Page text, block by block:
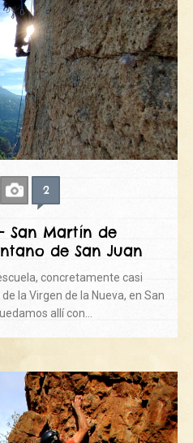
Fotos 2
San Martín de
de San Juan
concretamente casi
la Virgen de la Nueva, en San
allí con…